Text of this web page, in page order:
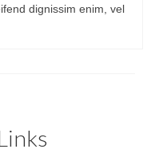
dignissim enim, vel